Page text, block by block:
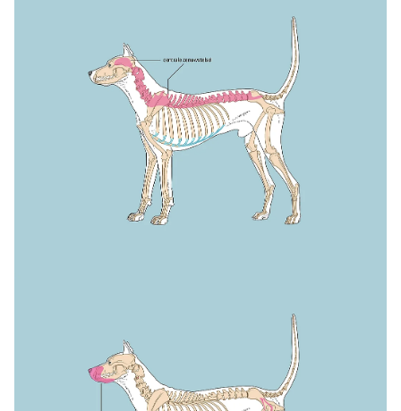
Onderzoek gerelateerd aan neurologie
Neurologische behandelingen
Kwaliteit van neurologische zorg